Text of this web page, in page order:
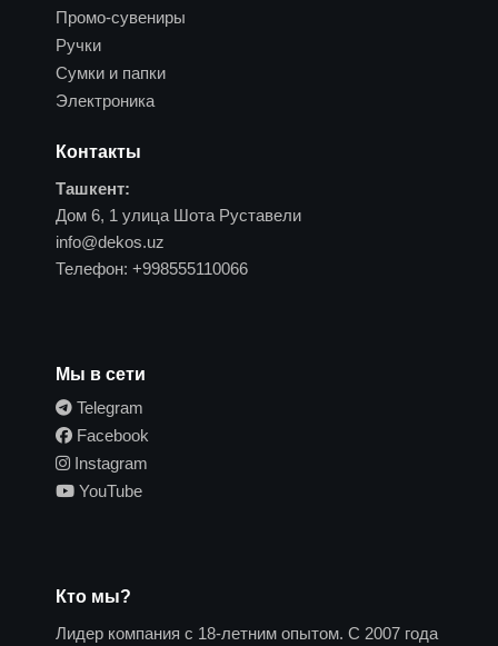
Промо-сувениры
Ручки
Сумки и папки
Электроника
Контакты
Ташкент:
Дом 6, 1 улица Шота Руставели
info@dekos.uz
Телефон: +998555110066
Мы в сети
Telegram
Facebook
Instagram
YouTube
Кто мы?
Лидер компания с 18-летним опытом. С 2007 года